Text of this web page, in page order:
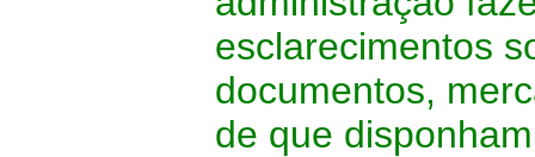
esclarecimentos
documentos,
de que